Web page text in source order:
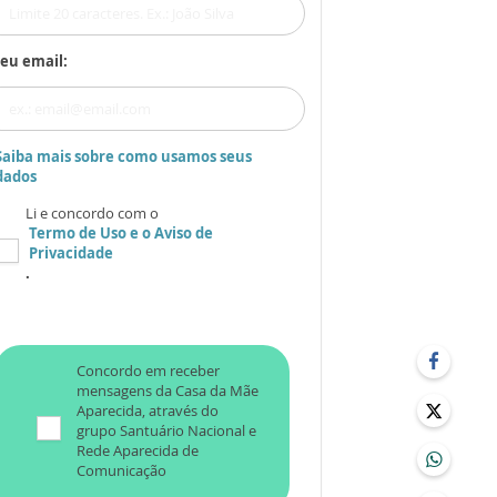
email:
mais sobre como usamos seus
Li e concordo com o
Termo de Usoe oAviso de
Privacidade
.
Concordo em receber
mensagens da Casa da Mãe
Aparecida, através do
grupo Santuário Nacional e
Rede Aparecida de
Comunicação